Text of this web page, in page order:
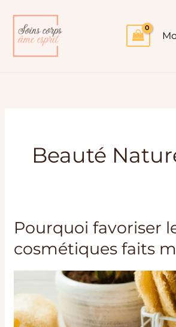
contenu
Beauté
Pourquoi favoriser
cosmétiques faits
Pourquoi
les
cosmétiques
maison ?